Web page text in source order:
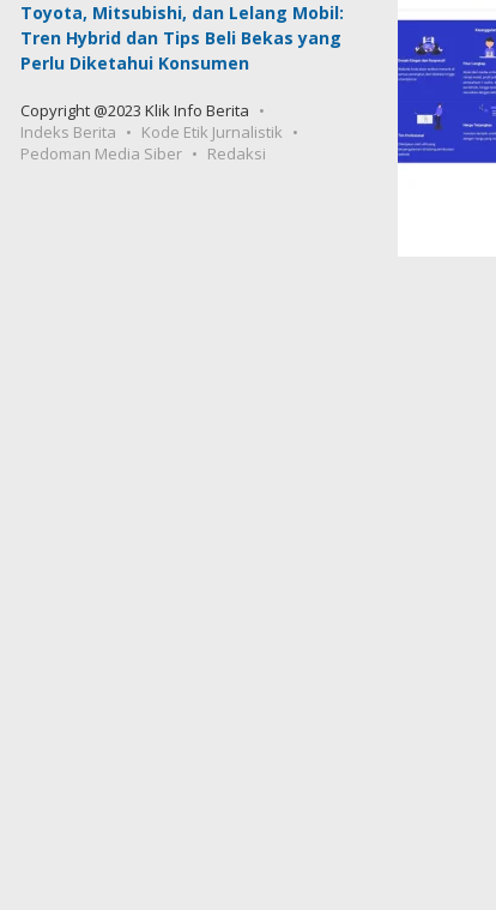
Toyota, Mitsubishi, dan Lelang Mobil:
Tren Hybrid dan Tips Beli Bekas yang
Perlu Diketahui Konsumen
Copyright @2023 Klik Info Berita
Indeks Berita
Kode Etik Jurnalistik
Pedoman Media Siber
Redaksi